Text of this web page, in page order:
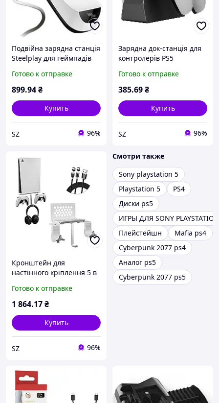
Подвійна зарядна станція
Steelplay для геймпадів
Готово к отправке
899.94₴
Купить
SZ 96%
Зарядна док-станція для
контролерів PS5
Готово к отправке
385.69₴
Купить
SZ 96%
Кронштейн для
настінного кріплення 5 в
Готово к отправке
1 864.17₴
Купить
SZ 96%
Смотри также
Sony playstation 5
Playstation 5
PS4
Диски ps5
ИГРЫ ДЛЯ SONY
Плейстейшн
Mafia ps4
Cyberpunk 2077 ps4
Аналог ps5
Cyberpunk 2077 ps5